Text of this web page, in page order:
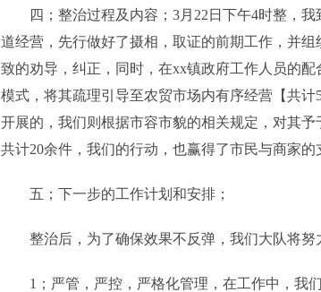
四；整治过程及内容；3月22日下午4时整，
道经营，先行做好了摄相，取证的前期工作，并
致的劝导，纠正，同时，在xx镇政府工作人员的
模式，将其疏理引导至农贸市场内有序经营【共
开展的，我们则根据市容市貌的相关规定，对其
共计20余件，我们的行动，也赢得了市民与商家的
五；下一步的工作计划和安排；
整治后，为了确保效果不反弹，我们大队将努
1；严管，严控，严格化管理，在工作中，我